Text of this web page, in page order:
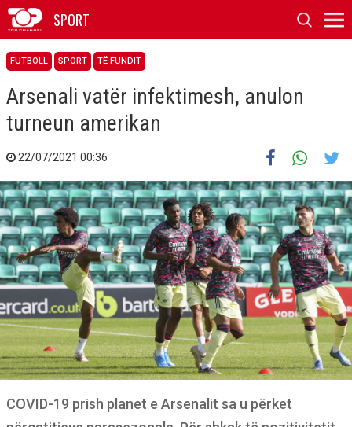
SPORT
FUTBOLL SPORT TË FUNDIT
Arsenali vatër infektimesh, anulon
turneun amerikan
22/07/2021 00:36
COVID-19 prish planet e Arsenalit sa u përket